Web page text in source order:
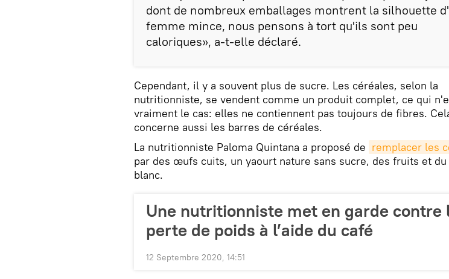
dont de nombreux emballages montrent la silhouette
femme mince, nous pensons à tort qu'ils sont peu
caloriques», a-t-elle déclaré.
Cependant, il y a souvent plus de sucre. Les céréales, selon la
nutritionniste, se vendent comme un produit complet, ce qui
vraiment le cas: elles ne contiennent pas toujours de fibres.
concerne aussi les barres de céréales.
La nutritionniste Paloma Quintana a proposé de remplacer les
par des œufs cuits, un yaourt nature sans sucre, des fruits et
blanc.
Une nutritionniste met en garde contre
perte de poids à l’aide du café
12 Septembre 2020, 14:51